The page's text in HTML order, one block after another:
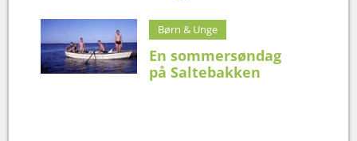
Børn & Unge
En sommersøndag
på Saltebakken